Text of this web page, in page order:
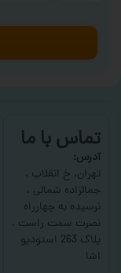
تماس با ما
آدرس:
تهران، خ انقلاب ،
جمالزاده شمالی ،
نرسیده به چهارراه
نصرت سمت راست ،
پلاک 263 استودیو
اشا